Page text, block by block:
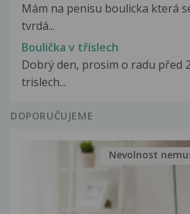
Mám na penisu boulicka která
tvrdá...
Boulička v tříslech
Dobrý den, prosim o radu před
trislech...
DOPORUČUJEME
Nevolnost